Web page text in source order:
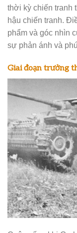
thời kỳ chiến tranh
hậu chiến tranh.
phẩm và góc nhìn
sự phản ánh và
Giai đoạn trưởng